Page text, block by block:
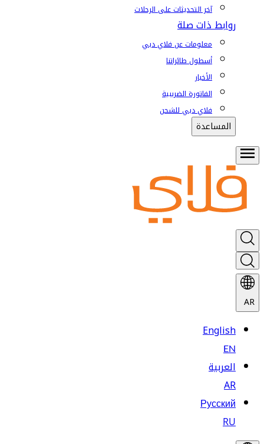
آخر التحديثات على الرحلات
روابط ذات صلة
معلومات عن فلاي دبي
أسطول طائراتنا
الأخبار
الفاتورة الضريبية
فلاي دبي للشحن
المساعدة
AR
English
EN
العربية
AR
Русский
RU